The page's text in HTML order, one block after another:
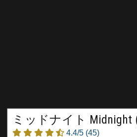
ミッドナイト Midnight
4.4/5 (45)